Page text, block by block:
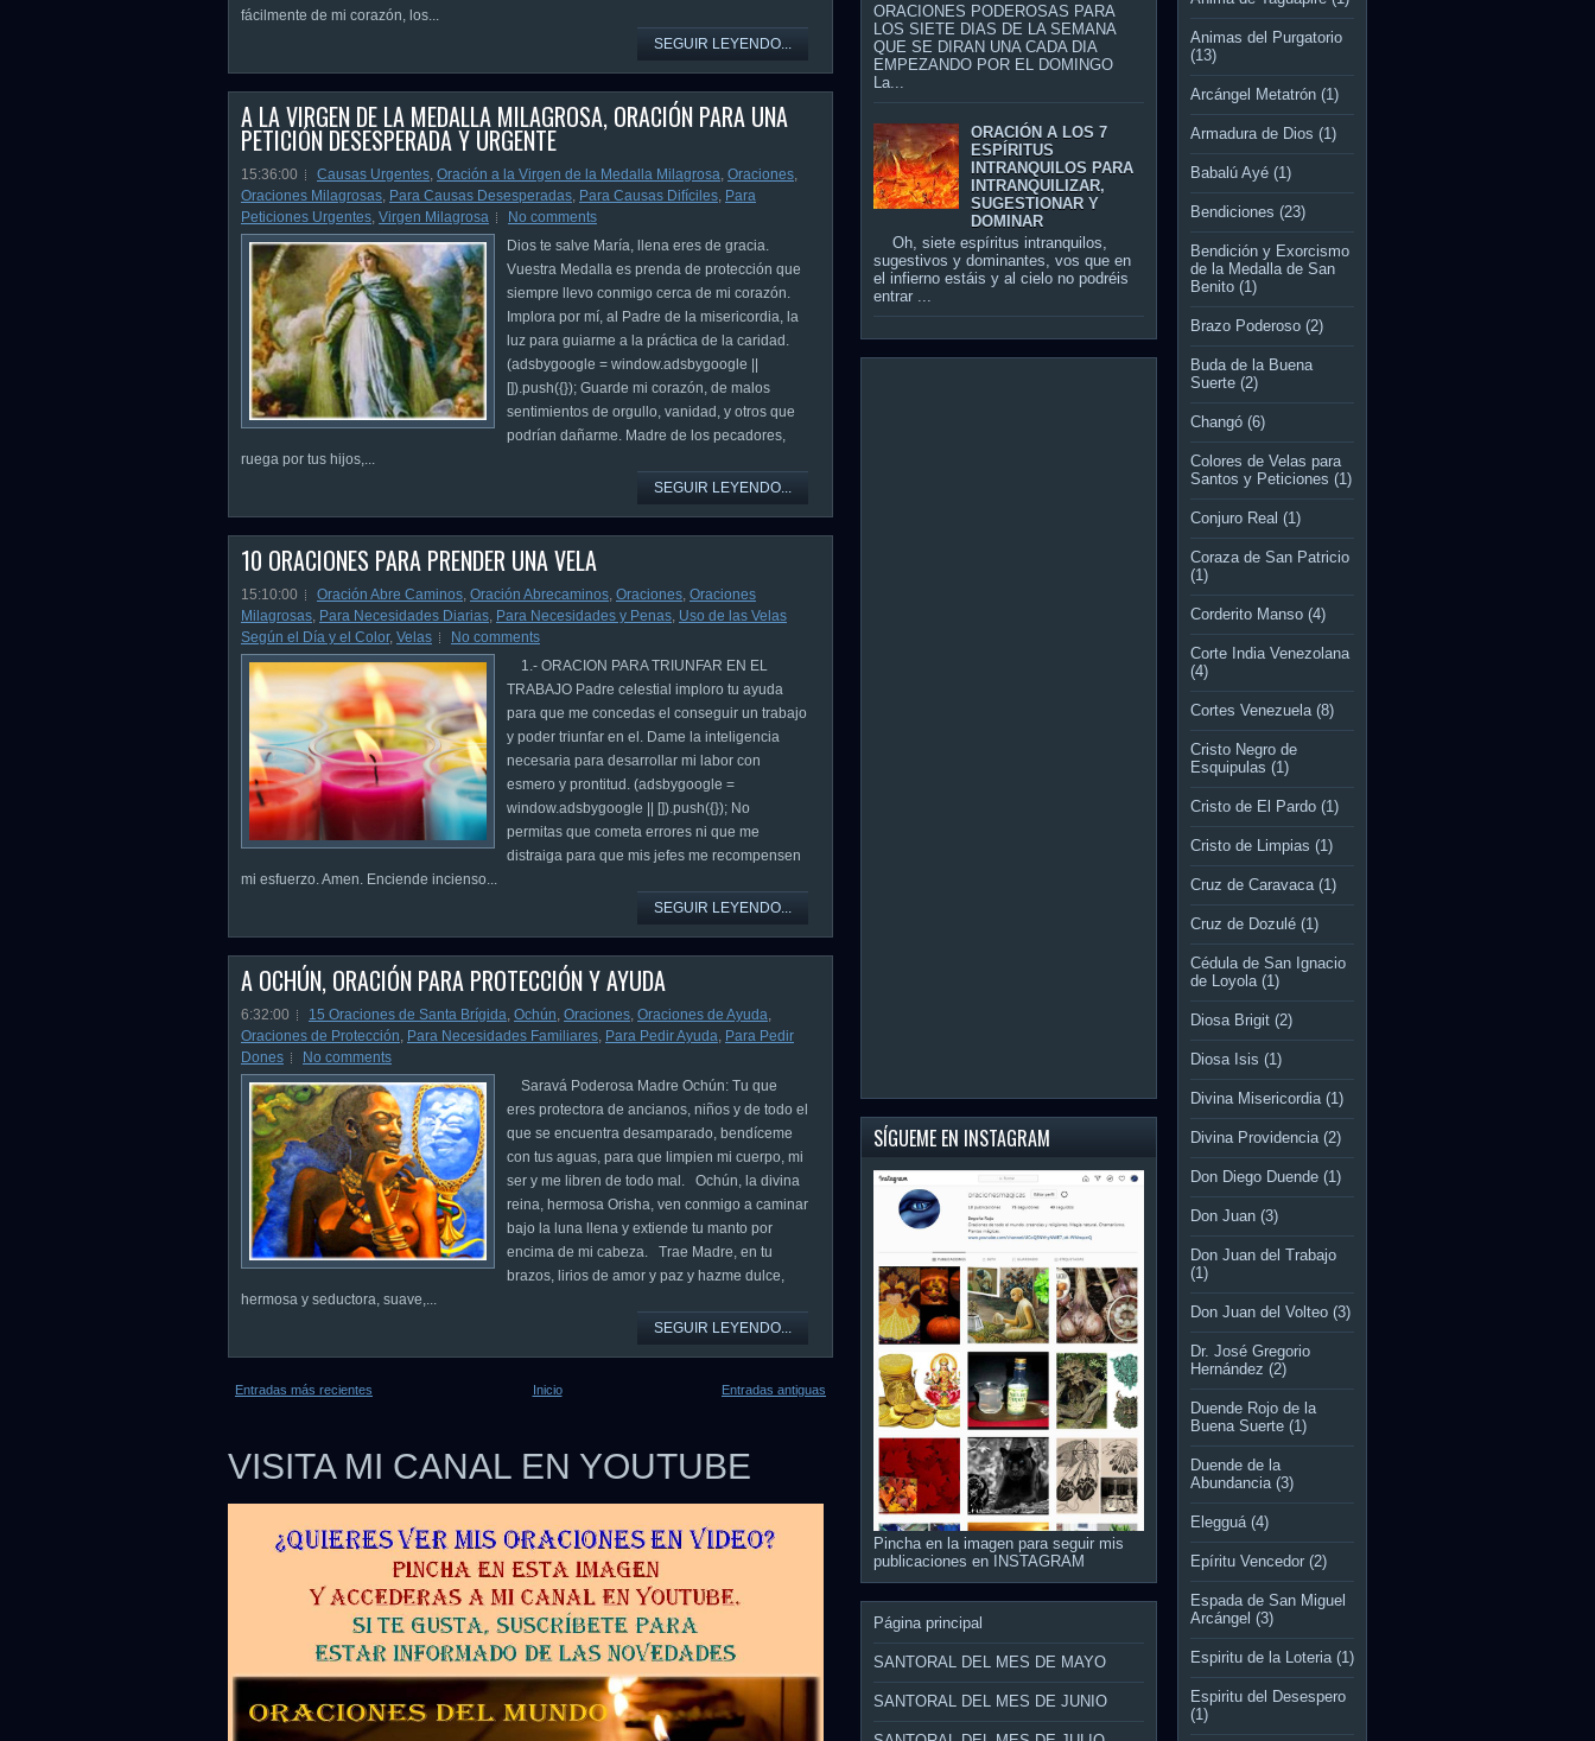
fácilmente de mi corazón, los...
SEGUIR LEYENDO...
A LA VIRGEN DE LA MEDALLA MILAGROSA, ORACIÓN PARA UNA
PETICIÓN DESESPERADA Y URGENTE
15:36:00 Causas Urgentes Oración a la Virgen de la Medalla Milagrosa Oraciones
Oraciones Milagrosas Para Causas Desesperadas Para Causas Difíciles Para
Peticiones Urgentes Virgen Milagrosa
No comments
Dios te salve María, llena eres de gracia.
Vuestra Medalla es prenda de protección que
siempre llevo conmigo cerca de mi corazón.
Implora por mí, al Padre de la misericordia, la
luz para guiarme a la práctica de la caridad.
(adsbygoogle = window.adsbygoogle ||
[]).push({}); Guarde mi corazón, de malos
sentimientos de orgullo, vanidad, y otros que
podrían dañarme. Madre de los pecadores,
ruega por tus hijos,...
SEGUIR LEYENDO...
10 ORACIONES PARA PRENDER UNA VELA
15:10:00 Oración Abre Caminos Oración Abrecaminos Oraciones Oraciones
Milagrosas Para Necesidades Diarias Para Necesidades y Penas Uso de las Velas
Según el Día y el Color, Velas
No comments
1.- ORACION PARA TRIUNFAR EN EL
TRABAJO Padre celestial imploro tu ayuda
para que me concedas el conseguir un trabajo
y poder triunfar en el. Dame la inteligencia
necesaria para desarrollar mi labor con
esmero y prontitud. (adsbygoogle =
window.adsbygoogle || []).push({}); No
permitas que cometa errores ni que me
distraiga para que mis jefes me recompensen
mi esfuerzo. Amen. Enciende incienso...
SEGUIR LEYENDO...
A OCHÚN, ORACIÓN PARA PROTECCIÓN Y AYUDA
6:32:00 15 Oraciones de Santa Brígida Ochún Oraciones Oraciones de Ayuda
Oraciones de Protección Para Necesidades Familiares Para Pedir Ayuda Para Pedir
Dones
No comments
Saravá Poderosa Madre Ochún: Tu que
eres protectora de ancianos, niños y de todo el
que se encuentra desamparado, bendíceme
con tus aguas, para que limpien mi cuerpo, mi
ser y me libren de todo mal. Ochún, la divina
reina, hermosa Orisha, ven conmigo a caminar
bajo la luna llena y extiende tu manto por
encima de mi cabeza. Trae Madre, en tu
brazos, lirios de amor y paz y hazme dulce,
hermosa y seductora, suave,...
SEGUIR LEYENDO...
Entradas más recientes Entradas antiguas
Inicio
VISITA MI CANAL EN YOUTUBE
ORACIONES PODEROSAS PARA
LOS SIETE DIAS DE LA SEMANA
QUE SE DIRAN UNA CADA DIA
EMPEZANDO POR EL DOMINGO
La...
ORACIÓN A LOS 7
ESPÍRITUS
INTRANQUILOS PARA
INTRANQUILIZAR,
SUGESTIONAR Y
DOMINAR
Oh, siete espíritus intranquilos,
sugestivos y dominantes, vos que en
el infierno estáis y al cielo no podréis
entrar ...
SÍGUEME EN INSTAGRAM
Pincha en la imagen para seguir mis
publicaciones en INSTAGRAM
Página principal
SANTORAL DEL MES DE MAYO
SANTORAL DEL MES DE JUNIO
Animas del Purgatorio
(13)
Arcángel Metatrón (1)
Armadura de Dios (1)
Babalú Ayé (1)
Bendiciones (23)
Bendición y Exorcismo
de la Medalla de San
Benito (1)
Brazo Poderoso (2)
Buda de la Buena
Suerte (2)
Changó (6)
Colores de Velas para
Santos y Peticiones (1)
Conjuro Real (1)
Coraza de San Patricio
(1)
Corderito Manso (4)
Corte India Venezolana
(4)
Cortes Venezuela (8)
Cristo Negro de
Esquipulas (1)
Cristo de El Pardo (1)
Cristo de Limpias (1)
Cruz de Caravaca (1)
Cruz de Dozulé (1)
Cédula de San Ignacio
de Loyola (1)
Diosa Brigit (2)
Diosa Isis (1)
Divina Misericordia (1)
Divina Providencia (2)
Don Diego Duende (1)
Don Juan (3)
Don Juan del Trabajo
(1)
Don Juan del Volteo (3)
Dr. José Gregorio
Hernández (2)
Duende Rojo de la
Buena Suerte (1)
Duende de la
Abundancia (3)
Elegguá (4)
Epíritu Vencedor (2)
Espada de San Miguel
Arcángel (3)
Espiritu de la Loteria (1)
Espiritu del Desespero
(1)